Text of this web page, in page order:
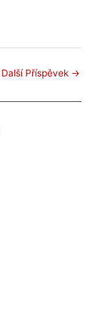
Další Příspěvek →